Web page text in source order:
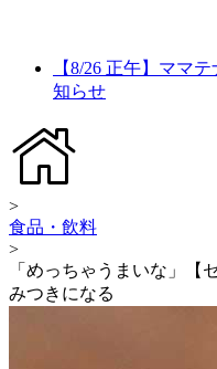
【8/26 正午】ママ
知らせ
>
食品・飲料
>
「めっちゃうまいな」【
みつきになる